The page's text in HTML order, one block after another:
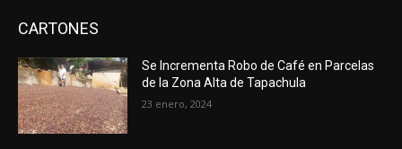
CARTONES
Se Incrementa Robo de Café en Parcelas
de la Zona Alta de Tapachula
23 enero, 2024